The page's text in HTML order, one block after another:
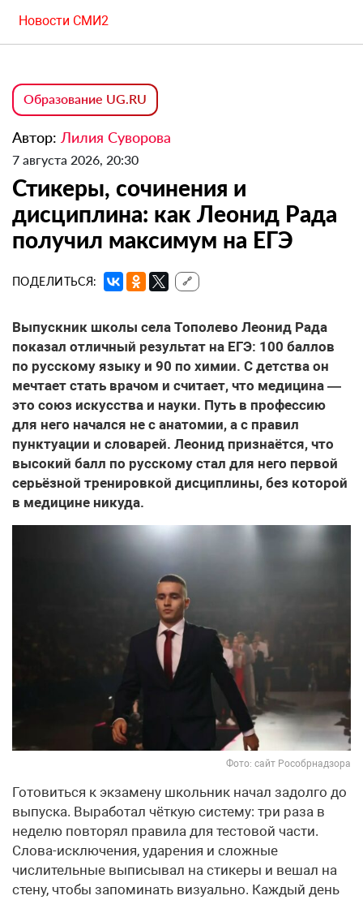
Новости СМИ2
Образование UG.RU
Автор: Лилия Суворова
7 августа 2026, 20:30
Стикеры, сочинения и
дисциплина: как Леонид Рада
получил максимум на ЕГЭ
ПОДЕЛИТЬСЯ: 🔗
Выпускник школы села Тополево Леонид Рада
показал отличный результат на ЕГЭ: 100 баллов
по русскому языку и 90 по химии. С детства он
мечтает стать врачом и считает, что медицина —
это союз искусства и науки. Путь в профессию
для него начался не с анатомии, а с правил
пунктуации и словарей. Леонид признаётся, что
высокий балл по русскому стал для него первой
серьёзной тренировкой дисциплины, без которой
в медицине никуда.
Фото: сайт Рособрнадзора
Готовиться к экзамену школьник начал задолго до
выпуска. Выработал чёткую систему: три раза в
неделю повторял правила для тестовой части.
Слова-исключения, ударения и сложные
числительные выписывал на стикеры и вешал на
стену, чтобы запоминать визуально. Каждый день